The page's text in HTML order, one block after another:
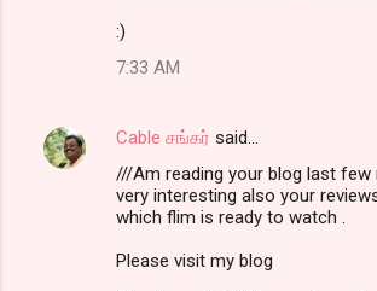
:)
7:33 AM
Cable சங்கர் said…
///Am reading your blog last few
very interesting also your
which flim is ready to watch .
Please visit my blog